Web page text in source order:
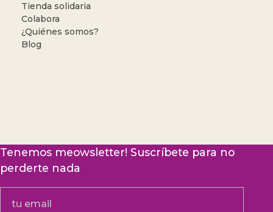
Tienda solidaria
Colabora
¿Quiénes somos?
Blog
Tenemos meowsletter! Suscríbete para no
perderte nada